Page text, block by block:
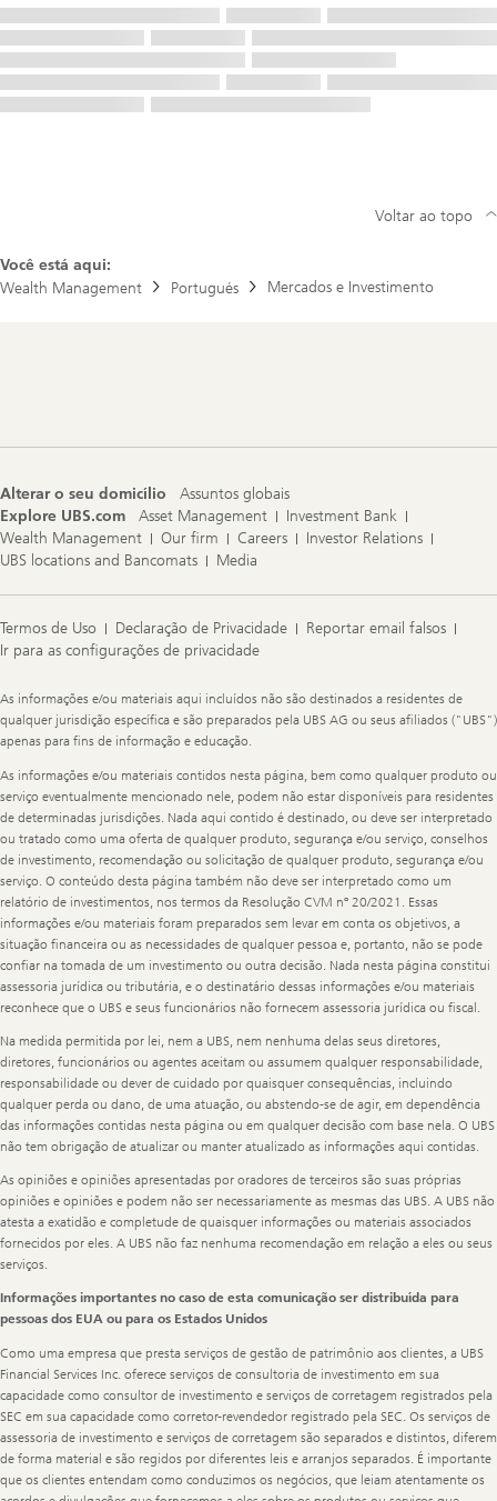
Você está aqui:
Wealth Management
Portugués Mercados e Investimento
Voltar ao topo
Alterar o seu domicílio
Assuntos globais
Explore UBS.com
Asset Management
Investment Bank
Wealth Management
Our firm Careers
Investor Relations
UBS locations and Bancomats
Media
Termos de Uso Declaração de Privacidade
Reportar email falsos
Ir para as configurações de privacidade
Legal
Information
As informações e/ou materiais aqui incluídos não são destinados a residentes de
qualquer jurisdição específica e são preparados pela UBS AG ou seus afiliados ("UBS")
apenas para fins de informação e educação.
As informações e/ou materiais contidos nesta página, bem como qualquer produto ou
serviço eventualmente mencionado nele, podem não estar disponíveis para residentes
de determinadas jurisdições. Nada aqui contido é destinado, ou deve ser interpretado
ou tratado como uma oferta de qualquer produto, segurança e/ou serviço, conselhos
de investimento, recomendação ou solicitação de qualquer produto, segurança e/ou
serviço. O conteúdo desta página também não deve ser interpretado como um
relatório de investimentos, nos termos da Resolução CVM nº 20/2021. Essas
informações e/ou materiais foram preparados sem levar em conta os objetivos, a
situação financeira ou as necessidades de qualquer pessoa e, portanto, não se pode
confiar na tomada de um investimento ou outra decisão. Nada nesta página constitui
assessoria jurídica ou tributária, e o destinatário dessas informações e/ou materiais
reconhece que o UBS e seus funcionários não fornecem assessoria jurídica ou fiscal.
Na medida permitida por lei, nem a UBS, nem nenhuma delas seus diretores,
diretores, funcionários ou agentes aceitam ou assumem qualquer responsabilidade,
responsabilidade ou dever de cuidado por quaisquer consequências, incluindo
qualquer perda ou dano, de uma atuação, ou abstendo-se de agir, em dependência
das informações contidas nesta página ou em qualquer decisão com base nela. O UBS
não tem obrigação de atualizar ou manter atualizado as informações aqui contidas.
As opiniões e opiniões apresentadas por oradores de terceiros são suas próprias
opiniões e opiniões e podem não ser necessariamente as mesmas das UBS. A UBS não
atesta a exatidão e completude de quaisquer informações ou materiais associados
fornecidos por eles. A UBS não faz nenhuma recomendação em relação a eles ou seus
serviços.
Informações importantes no caso de esta comunicação ser distribuída para
pessoas dos EUA ou para os Estados Unidos
Como uma empresa que presta serviços de gestão de patrimônio aos clientes, a UBS
Financial Services Inc. oferece serviços de consultoria de investimento em sua
capacidade como consultor de investimento e serviços de corretagem registrados pela
SEC em sua capacidade como corretor-revendedor registrado pela SEC. Os serviços de
assessoria de investimento e serviços de corretagem são separados e distintos, diferem
de forma material e são regidos por diferentes leis e arranjos separados. É importante
que os clientes entendam como conduzimos os negócios, que leiam atentamente os